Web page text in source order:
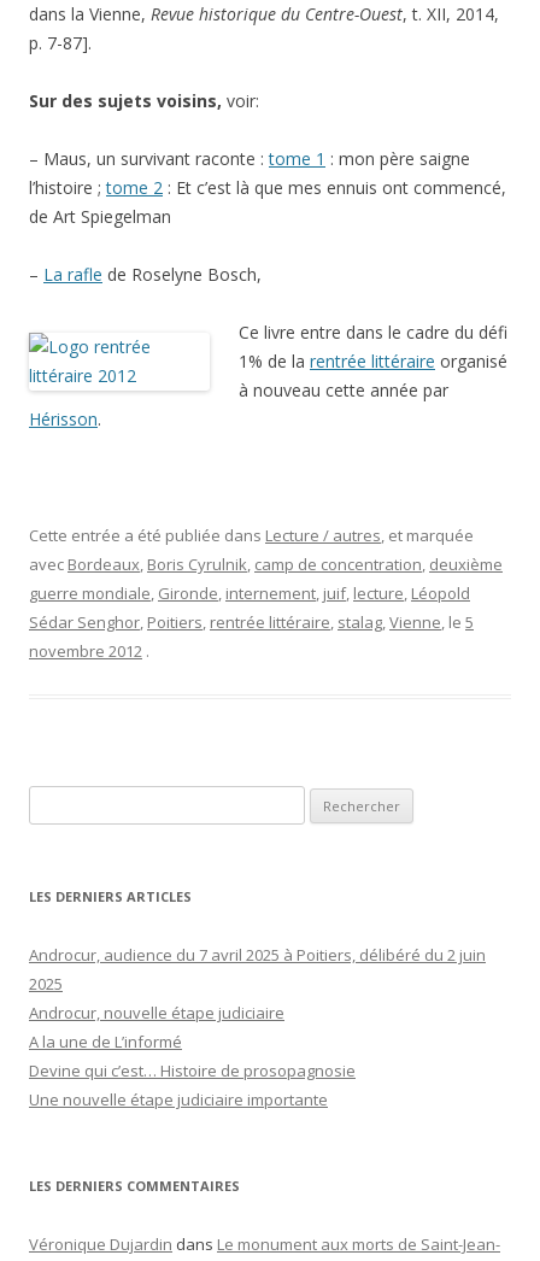
dans la Vienne, Revue historique du Centre-Ouest, t. XII, 2014,
p. 7-87].
Sur des sujets voisins, voir:
– Maus, un survivant raconte :tome 1 : mon père saigne
l’histoire ;tome 2 : Et c’est là que mes ennuis ont commencé,
de Art Spiegelman
– La rafle de Roselyne Bosch,
Ce livre entre dans le cadre du défi
1% de la rentrée littéraire organisé
à nouveau cette année par
Hérisson.
Cette entrée a été publiée dans Lecture / autres, et marquée
avec Bordeaux, Boris Cyrulnik, camp de concentration, deuxième
guerre mondiale, Gironde, internement, juif, lecture, Léopold
Sédar Senghor, Poitiers, rentrée littéraire, stalag,Vienne, le 5
novembre 2012 .
LES DERNIERS ARTICLES
Androcur, audience du 7 avril 2025 à Poitiers, délibéré du 2 juin
2025
Androcur, nouvelle étape judiciaire
A la une de L’informé
Devine qui c’est… Histoire de prosopagnosie
Une nouvelle étape judiciaire importante
LES DERNIERS COMMENTAIRES
Véronique Dujardin dans Le monument aux morts de Saint-Jean-